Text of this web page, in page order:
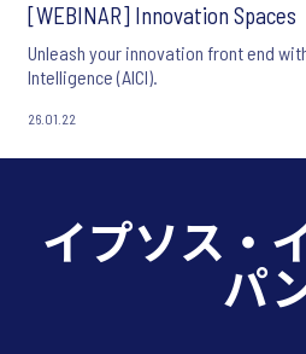
[WEBINAR] Innovation Spaces
Unleash your innovation front end
Intelligence (AICI).
26.01.22
イプソス・
パ